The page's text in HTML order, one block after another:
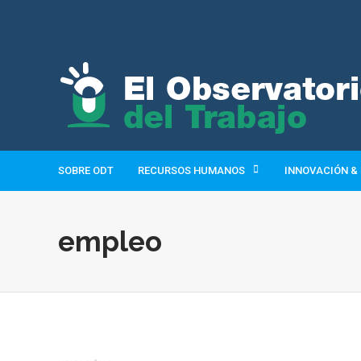
SOBRE ODT RECURSOS HUMANOS INNOVACIÓN &
empleo